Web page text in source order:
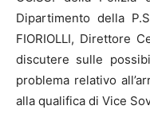
Dipartimento della
FIORIOLLI, Direttore
discutere sulle
problema relativo
alla qualifica di Vice